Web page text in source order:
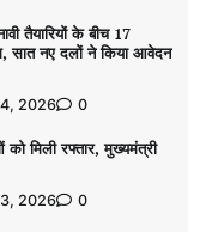
तैयारियों के बीच 17
सात नए दलों ने किया आवेदन
2026 0
मिली रफ्तार, मुख्यमंत्री
2026 0